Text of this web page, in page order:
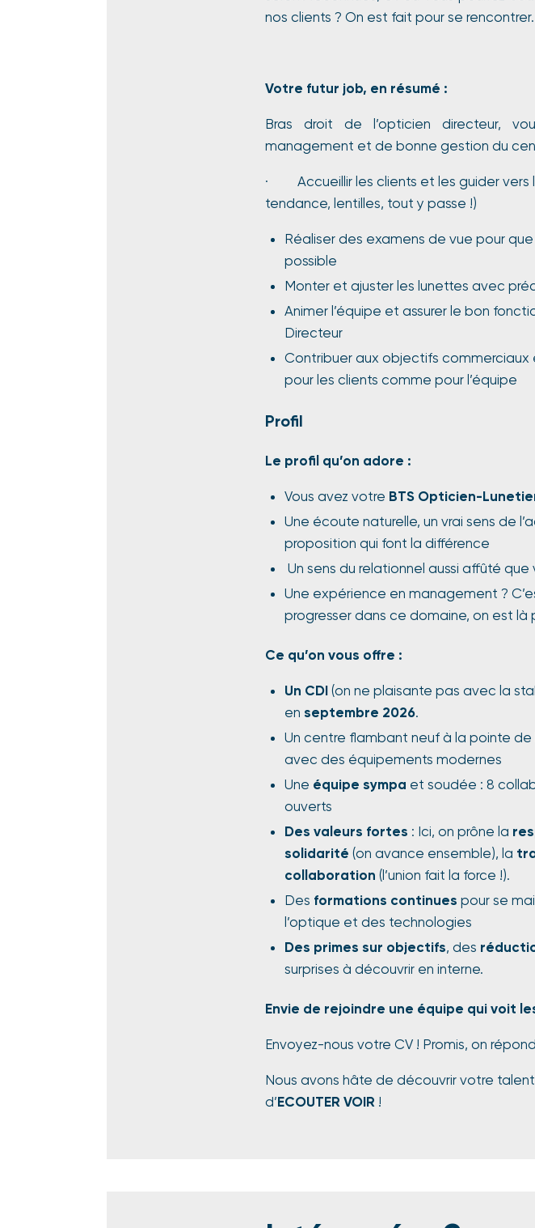
nos clients ? On est fait pour se rencontrer.
Votre futur job, en résumé :
Bras droit de l’opticien directeur,
management et de bonne gestion du
· Accueillir les clients et les guider vers
tendance, lentilles, tout y passe !)
Réaliser des examens de vue pour
possible
Monter et ajuster les lunettes avec
Animer l’équipe et assurer le bon
Directeur
Contribuer aux objectifs
pour les clients comme pour l’équipe
Profil
Le profil qu’on adore :
Vous avez votre BTS Opticien-
Une écoute naturelle, un vrai sens de
proposition qui font la différence
Un sens du relationnel aussi affûté
Une expérience en management ?
progresser dans ce domaine, on est là
Ce qu’on vous offre :
Un CDI(on ne plaisante pas avec la
en septembre 2026.
Un centre flambant neuf à la pointe
avec des équipements modernes
Une équipe sympa et soudée : 8
ouverts
Des valeurs fortes : Ici, on prône la
solidarité (on avance ensemble), la
collaboration (l’union fait la force !).
Des formations continues pour se
l’optique et des technologies
Des primes sur objectifs, des
surprises à découvrir en interne.
Envie de rejoindre une équipe qui voit
Envoyez-nous votre CV ! Promis, on
Nous avons hâte de découvrir votre
d’ECOUTER VOIR !